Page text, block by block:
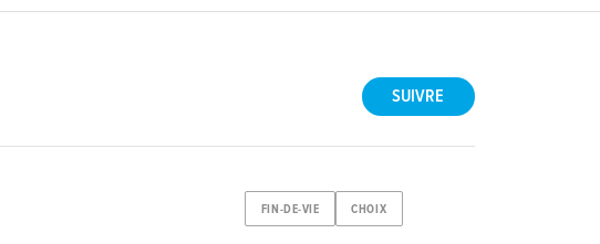
SUIVRE
FIN-DE-VIE CHOIX